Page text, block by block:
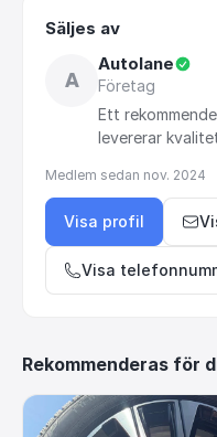
Säljes av
A
Autolane
Företag
Ett
levererar
Medlem sedan nov. 2024
Visa profil
Visa
Rekommenderas för